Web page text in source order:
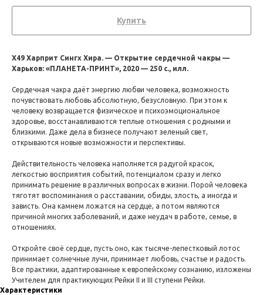
Купить
Х49 Харприт Сингх Хира. — Открытие сердечной чакры —
Харьков: «ПЛАНЕТА-ПРИНТ», 2020 — 250 с., илл.
Сердечная чакра даёт энергию любви человека, возможность
почувствовать любовь абсолютную, безусловную. При этом к
человеку возвращается физическое и психоэмоциональное
здоровье, восстанавливаются теплые отношения с родными и
близкими. Даже дела в бизнесе получают зеленый свет,
открываются новые возможности и перспективы.
Действительность человека наполняется радугой красок,
легкостью восприятия событий, потенциалом сразу и легко
принимать решение в различных вопросах в жизни. Порой человека
тяготят воспоминания о расставании, обиды, злость, а иногда и
зависть. Она камнем ложатся на сердце, а потом являются
причиной многих заболеваний, и даже неудач в работе, семье, в
отношениях.
Откройте своё сердце, пусть оно, как тысяче-лепестковый лотос
принимает солнечные лучи, принимает любовь, счастье и радость.
Все практики, адаптированные к европейскому сознанию, изложены
Учителем для практикующих Рейки II и III ступени Рейки.
Характеристики